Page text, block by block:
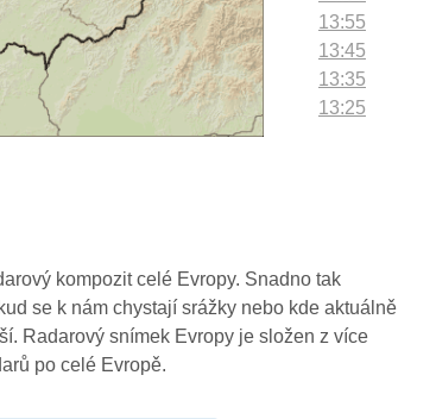
13:55
13:45
13:35
13:25
12:25
12:15
12:05
kompozit celé Evropy. Snadno tak
se k nám chystají srážky nebo kde aktuálně
Radarový snímek Evropy je složen z více
po celé Evropě.